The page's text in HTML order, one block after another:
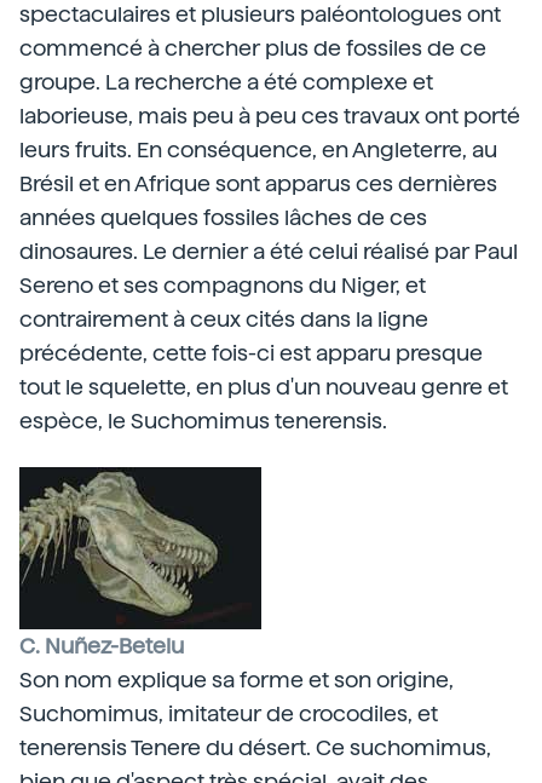
spectaculaires et plusieurs paléontologues ont
commencé à chercher plus de fossiles de ce
groupe. La recherche a été complexe et
laborieuse, mais peu à peu ces travaux ont porté
leurs fruits. En conséquence, en Angleterre, au
Brésil et en Afrique sont apparus ces dernières
années quelques fossiles lâches de ces
dinosaures. Le dernier a été celui réalisé par Paul
Sereno et ses compagnons du Niger, et
contrairement à ceux cités dans la ligne
précédente, cette fois-ci est apparu presque
tout le squelette, en plus d'un nouveau genre et
espèce, le Suchomimus tenerensis.
C. Nuñez-Betelu
Son nom explique sa forme et son origine,
Suchomimus, imitateur de crocodiles, et
tenerensis Tenere du désert. Ce suchomimus,